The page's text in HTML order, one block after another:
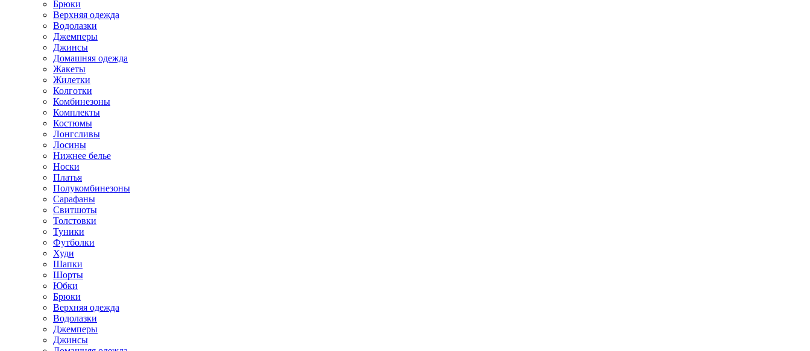
Брюки
Верхняя одежда
Водолазки
Джемперы
Джинсы
Домашняя одежда
Жакеты
Жилетки
Колготки
Комбинезоны
Комплекты
Костюмы
Лонгсливы
Лосины
Нижнее белье
Носки
Платья
Полукомбинезоны
Сарафаны
Свитшоты
Толстовки
Туники
Футболки
Худи
Шапки
Шорты
Юбки
Брюки
Верхняя одежда
Водолазки
Джемперы
Джинсы